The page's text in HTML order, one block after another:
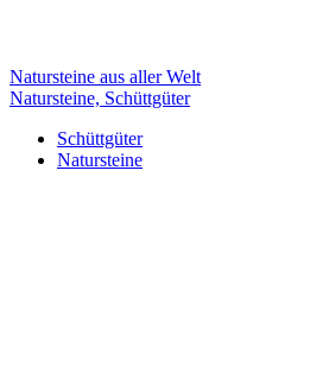
Natursteine aus aller Welt
Natursteine, Schüttgüter
Schüttgüter
Natursteine